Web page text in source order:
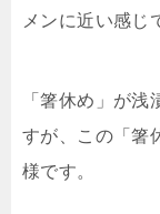
メンに近い感じ
「箸休め」が浅
すが、この「箸
様です。